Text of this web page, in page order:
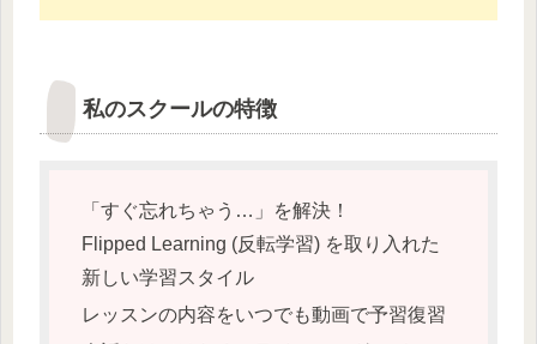
私のスクールの特徴
「すぐ忘れちゃう…」を解決！
Flipped Learning (反転学習) を取り入れた
新しい学習スタイル
レッスンの内容をいつでも動画で予習復習